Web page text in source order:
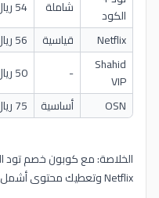
الكود
شاملة 54 ريال
Netflix
قياسية 56 ريال
Shahid
VIP
- 50 ريال
OSN
أساسية 75 ريال
الخلاصة: مع كوبون خصم تود
Netflix وتعطيك محتوى أشمل وأكثر تنوع.